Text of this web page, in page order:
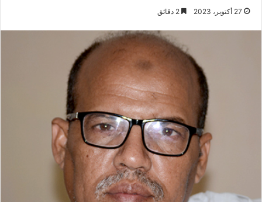
27 أكتوبر، 2023